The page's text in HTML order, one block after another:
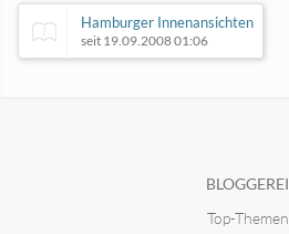
Hamburger Innenansichten
seit 19.09.2008 01:06
BLOGGEREI
Top-Themen